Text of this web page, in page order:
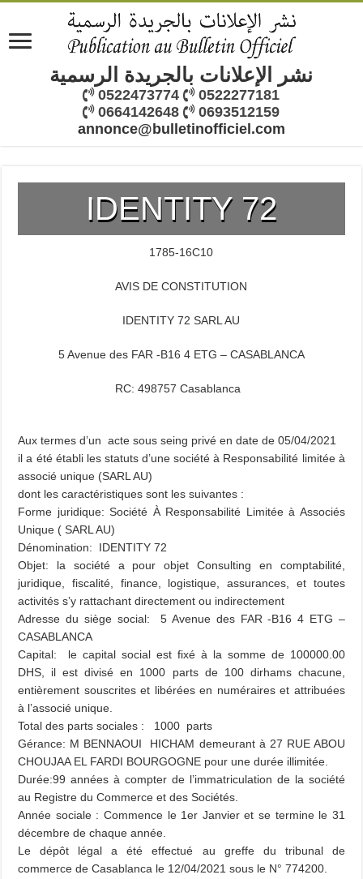
نشر الإعلانات بالجريدة الرسمية
0522473774
0522277181
0664142648
0693512159
annonce@bulletinofficiel.com
IDENTITY 72
1785-16C10
AVIS DE CONSTITUTION
IDENTITY 72 SARL AU
5 Avenue des FAR -B16 4 ETG – CASABLANCA
RC: 498757 Casablanca
Aux termes d’un acte sous seing privé en date de 05/04/2021
il a été établi les statuts d’une société à Responsabilité limitée à
associé unique (SARL AU)
dont les caractéristiques sont les suivantes :
Forme juridique: Société À Responsabilité Limitée à Associés
Unique ( SARL AU)
Dénomination: IDENTITY 72
Objet: la société a pour objet Consulting en comptabilité,
juridique, fiscalité, finance, logistique, assurances, et toutes
activités s’y rattachant directement ou indirectement
Adresse du siège social: 5 Avenue des FAR -B16 4 ETG –
CASABLANCA
Capital: le capital social est fixé à la somme de 100000.00
DHS, il est divisé en 1000 parts de 100 dirhams chacune,
entièrement souscrites et libérées en numéraires et attribuées
à l’associé unique.
Total des parts sociales : 1000 parts
Gérance: M BENNAOUI HICHAM demeurant à 27 RUE ABOU
CHOUJAA EL FARDI BOURGOGNE pour une durée illimitée.
Durée:99 années à compter de l’immatriculation de la société
au Registre du Commerce et des Sociétés.
Année sociale : Commence le 1er Janvier et se termine le 31
décembre de chaque année.
Le dépôt légal a été effectué au greffe du tribunal de
commerce de Casablanca le 12/04/2021 sous le N° 774200.